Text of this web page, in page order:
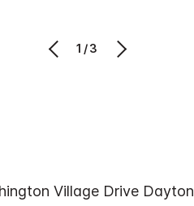
1/3
Village Drive Dayton